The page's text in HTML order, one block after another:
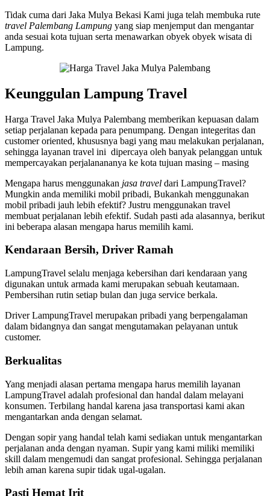
Tidak cuma dari Jaka Mulya Bekasi Kami juga telah membuka rute
travel Palembang Lampung yang siap menjemput dan mengantar
anda sesuai kota tujuan serta menawarkan obyek obyek wisata di
Lampung.
Keunggulan Lampung Travel
Harga Travel Jaka Mulya Palembang memberikan kepuasan dalam
setiap perjalanan kepada para penumpang. Dengan integeritas dan
customer oriented, khususnya bagi yang mau melakukan perjalanan,
sehingga layanan travel ini dipercaya oleh banyak pelanggan untuk
mempercayakan perjalanananya ke kota tujuan masing – masing
Mengapa harus menggunakan jasa travel dari LampungTravel?
Mungkin anda memiliki mobil pribadi, Bukankah menggunakan
mobil pribadi jauh lebih efektif? Justru menggunakan travel
membuat perjalanan lebih efektif. Sudah pasti ada alasannya, berikut
ini beberapa alasan mengapa harus memilih kami.
Kendaraan Bersih, Driver Ramah
LampungTravel selalu menjaga kebersihan dari kendaraan yang
digunakan untuk armada kami merupakan sebuah keutamaan.
Pembersihan rutin setiap bulan dan juga service berkala.
Driver LampungTravel merupakan pribadi yang berpengalaman
dalam bidangnya dan sangat mengutamakan pelayanan untuk
customer.
Berkualitas
Yang menjadi alasan pertama mengapa harus memilih layanan
LampungTravel adalah profesional dan handal dalam melayani
konsumen. Terbilang handal karena jasa transportasi kami akan
mengantarkan anda dengan selamat.
Dengan sopir yang handal telah kami sediakan untuk mengantarkan
perjalanan anda dengan nyaman. Supir yang kami miliki memiliki
skill dalam mengemudi dan sangat profesional. Sehingga perjalanan
lebih aman karena supir tidak ugal-ugalan.
Pasti Hemat Irit